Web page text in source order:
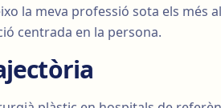
la meva professió sota els més
centrada en la persona.